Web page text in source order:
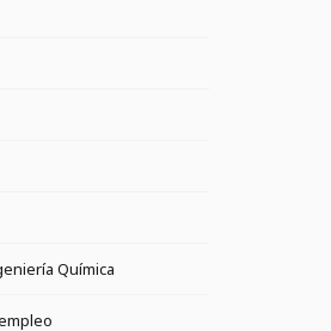
<q cite=""> <strike> <strong>
Química